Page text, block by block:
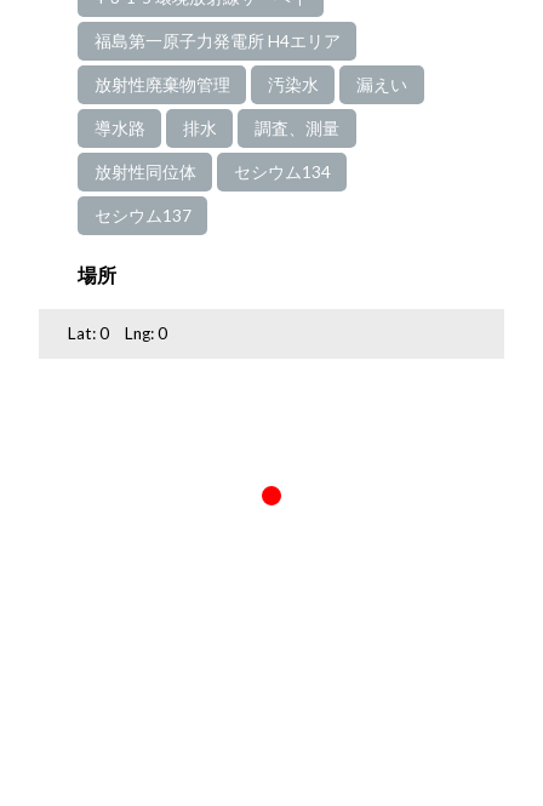
福島第一原子力発電所 H4エリア
放射性廃棄物管理 汚染水 漏えい
導水路 排水 調査、測量
放射性同位体 セシウム134
セシウム137
場所
Lat:0 Lng:0